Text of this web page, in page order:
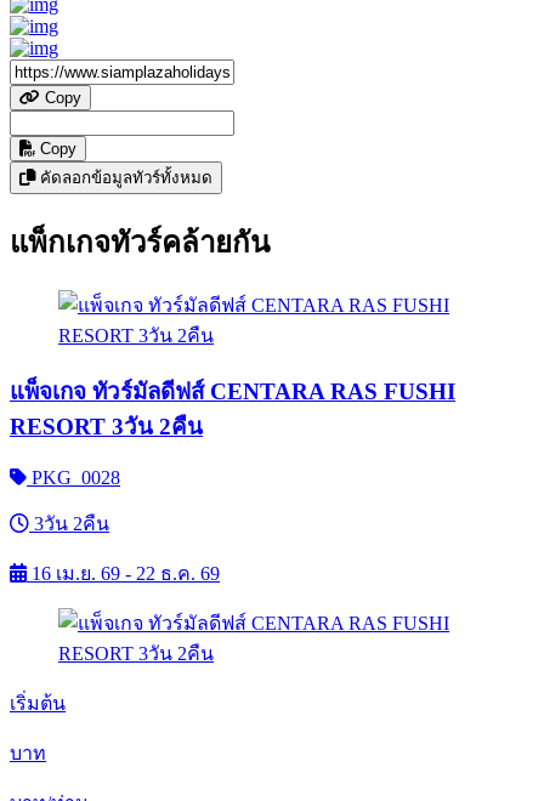
Copy
Copy
คัดลอกข้อมูลทัวร์ทั้งหมด
แพ็กเกจทัวร์คล้ายกัน
แพ็จเกจ ทัวร์มัลดีฟส์ CENTARA RAS FUSHI
RESORT 3วัน 2คืน
PKG_0028
3วัน 2คืน
16 เม.ย. 69 - 22 ธ.ค. 69
เริ่มต้น
บาท